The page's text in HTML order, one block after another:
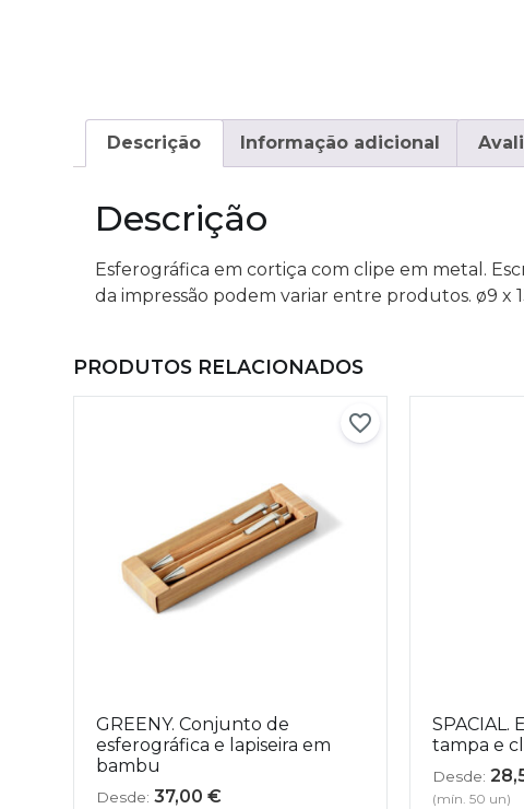
Descrição Informação adicional
Descrição
Esferográfica em cortiça com clipe em metal.
da impressão podem variar entre produtos. ø9 x
PRODUTOS RELACIONADOS
GREENY. Conjunto de
esferográfica e lapiseira em
bambu
Desde: 37,00€
SPACIAL.
tampa e
Desde:
(mín. 50 un)